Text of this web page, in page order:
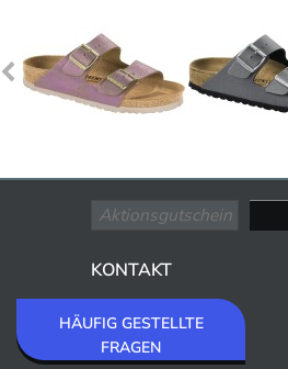
KONTAKT
HÄUFIG GESTELLTE
FRAGEN